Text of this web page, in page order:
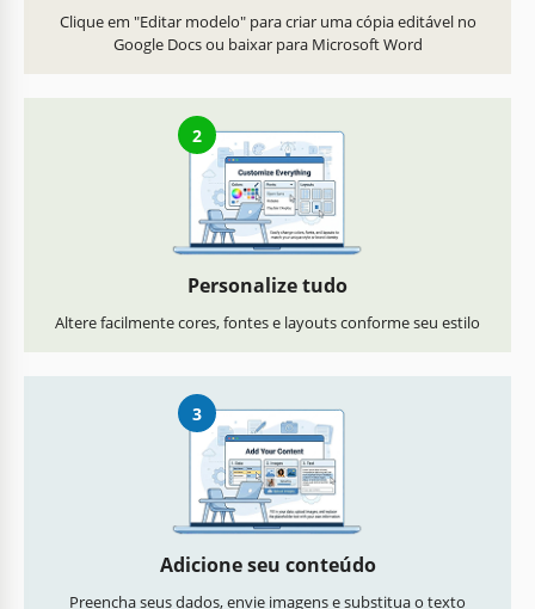
Clique em "Editar modelo" para criar uma cópia editável no
Google Docs ou baixar para Microsoft Word
2
Personalize tudo
Altere facilmente cores, fontes e layouts conforme seu estilo
3
Adicione seu conteúdo
Preencha seus dados, envie imagens e substitua o texto